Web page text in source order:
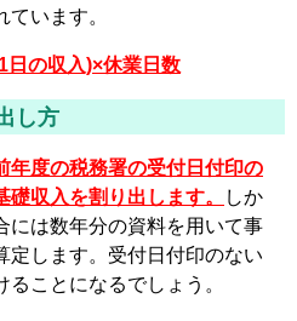
います。
日の収入)×休業日数
し方
年度の税務署の受付日付印の
収入を割り出します。
しか
には数年分の資料を用いて事
定します。受付日付印のない
ことになるでしょう。